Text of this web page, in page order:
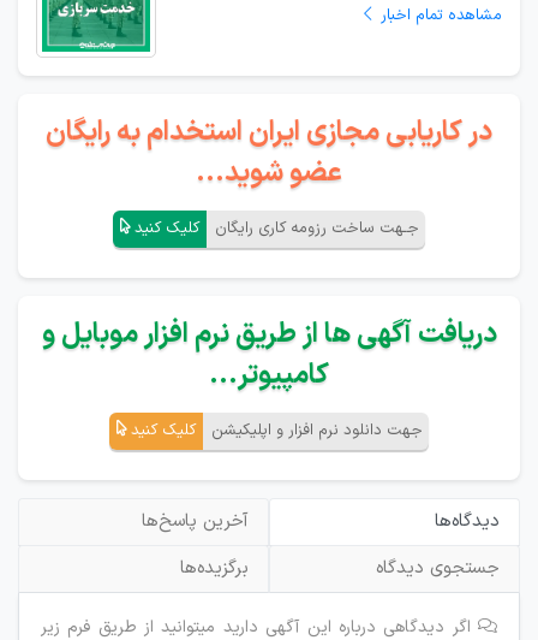
مشاهده تمام اخبار
در کاریابی مجازی ایران استخدام به رایگان
عضو شوید...
جـهت ساخت رزومه کاری رایگان کلیک کنید
دریافت آگهی ها از طریق نرم افزار موبایل و
کامپیوتر...
جهت دانلود نرم افزار و اپلیکیشن کلیک کنید
دیدگاه‌ها
آخرین پاسخ‌ها
جستجوی دیدگاه
برگزیده‌ها
اگر دیدگاهی درباره این آگهی دارید میتوانید از طریق فرم زیر